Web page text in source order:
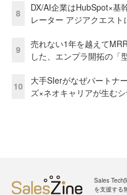
8
DX/AI企業はHubSpot×基
レーター アジアクエスト
9
売れない1年を越えて
した、エンプラ開拓の「
10
大手SIerがなぜパートナ
ズ×ネオキャリアが生む
Sales Tech
を支援する